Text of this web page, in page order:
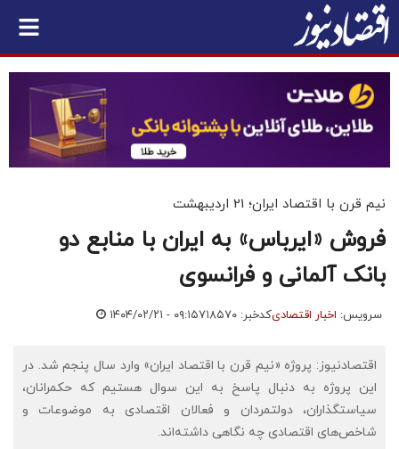
نیم قرن با اقتصاد ایران؛ 21 اردیبهشت
فروش «ایرباس» به ایران با منابع دو
بانک آلمانی و فرانسوی
سرویس: اخبار اقتصادیکدخبر: ۷۱۸۵۷۰ ۱۴۰۴/۰۲/۲۱ - ۰۹:۱۵
اقتصادنیوز: پروژه «نیم قرن با اقتصاد ایران» وارد سال پنجم شد. در
این پروژه به دنبال پاسخ به این سوال هستیم که حکمرانان،
سیاستگذاران، دولتمردان و فعالان اقتصادی به موضوعات و
شاخص‌های اقتصادی چه نگاهی داشته‌اند.